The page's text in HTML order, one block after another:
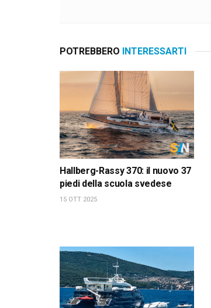
POTREBBERO INTERESSARTI
Hallberg-Rassy 370: il nuovo 37
piedi della scuola svedese
15 OTT 2025